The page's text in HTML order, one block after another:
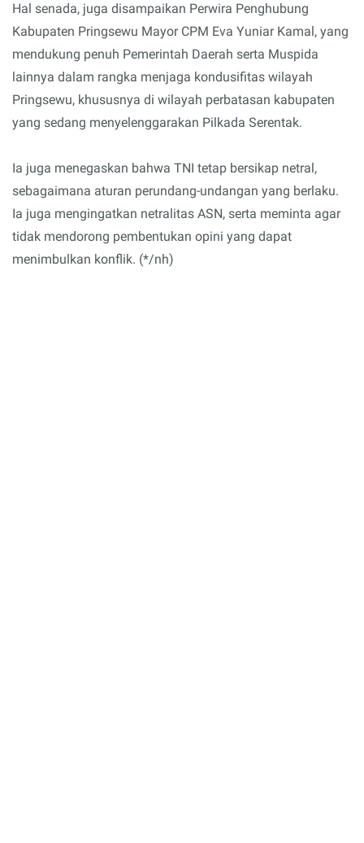
Hal senada, juga disampaikan Perwira Penghubung
Kabupaten Pringsewu Mayor CPM Eva Yuniar Kamal, yang
mendukung penuh Pemerintah Daerah serta Muspida
lainnya dalam rangka menjaga kondusifitas wilayah
Pringsewu, khususnya di wilayah perbatasan kabupaten
yang sedang menyelenggarakan Pilkada Serentak.
Ia juga menegaskan bahwa TNI tetap bersikap netral,
sebagaimana aturan perundang-undangan yang berlaku.
Ia juga mengingatkan netralitas ASN, serta meminta agar
tidak mendorong pembentukan opini yang dapat
menimbulkan konflik. (*/nh)